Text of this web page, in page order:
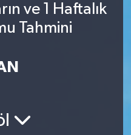
ve 1 Haftalık
Tahmini